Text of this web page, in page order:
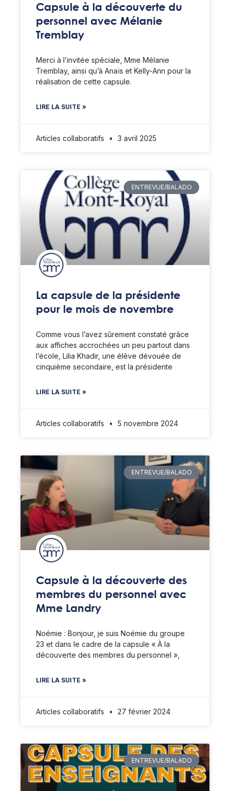
Capsule à la découverte du
personnel avec Mélanie
Tremblay
Merci à l’invitée spéciale, Mme Mélanie
Tremblay, ainsi qu’à Anaïs et Kelly-Ann pour la
réalisation de cette capsule.
LIRE LA SUITE »
Articles collaboratifs 3 avril 2025
ENTREVUE/BALADO
La capsule de la présidente
pour le mois de novembre
Comme vous l’avez sûrement constaté grâce
aux affiches accrochées un peu partout dans
l’école, Lilia Khadir, une élève dévouée de
cinquième secondaire, est la présidente
LIRE LA SUITE »
Articles collaboratifs 5 novembre 2024
ENTREVUE/BALADO
Capsule à la découverte des
membres du personnel avec
Mme Landry
Noémie : Bonjour, je suis Noémie du groupe
23 et dans le cadre de la capsule « À la
découverte des membres du personnel »,
LIRE LA SUITE »
Articles collaboratifs 27 février 2024
ENTREVUE/BALADO